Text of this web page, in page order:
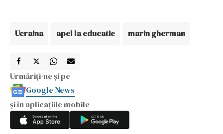
Ucraina apel la educatie marin gherman
Urmăriți-ne și pe
Google News
și în aplicațiile mobile